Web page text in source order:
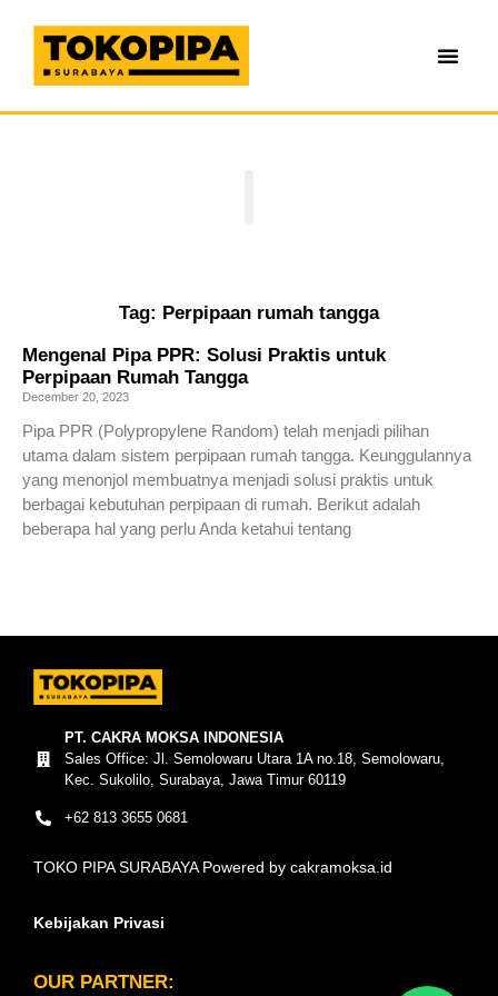
Tag: Perpipaan rumah tangga
Mengenal Pipa PPR: Solusi Praktis untuk
Perpipaan Rumah Tangga
December 20, 2023
Pipa PPR (Polypropylene Random) telah menjadi pilihan
utama dalam sistem perpipaan rumah tangga. Keunggulannya
yang menonjol membuatnya menjadi solusi praktis untuk
berbagai kebutuhan perpipaan di rumah. Berikut adalah
beberapa hal yang perlu Anda ketahui tentang
PT. CAKRA MOKSA INDONESIA
Sales Office: Jl. Semolowaru Utara 1A no.18, Semolowaru,
Kec. Sukolilo, Surabaya, Jawa Timur 60119
+62 813 3655 0681
TOKO PIPA SURABAYA Powered by cakramoksa.id
Kebijakan Privasi
OUR PARTNER: